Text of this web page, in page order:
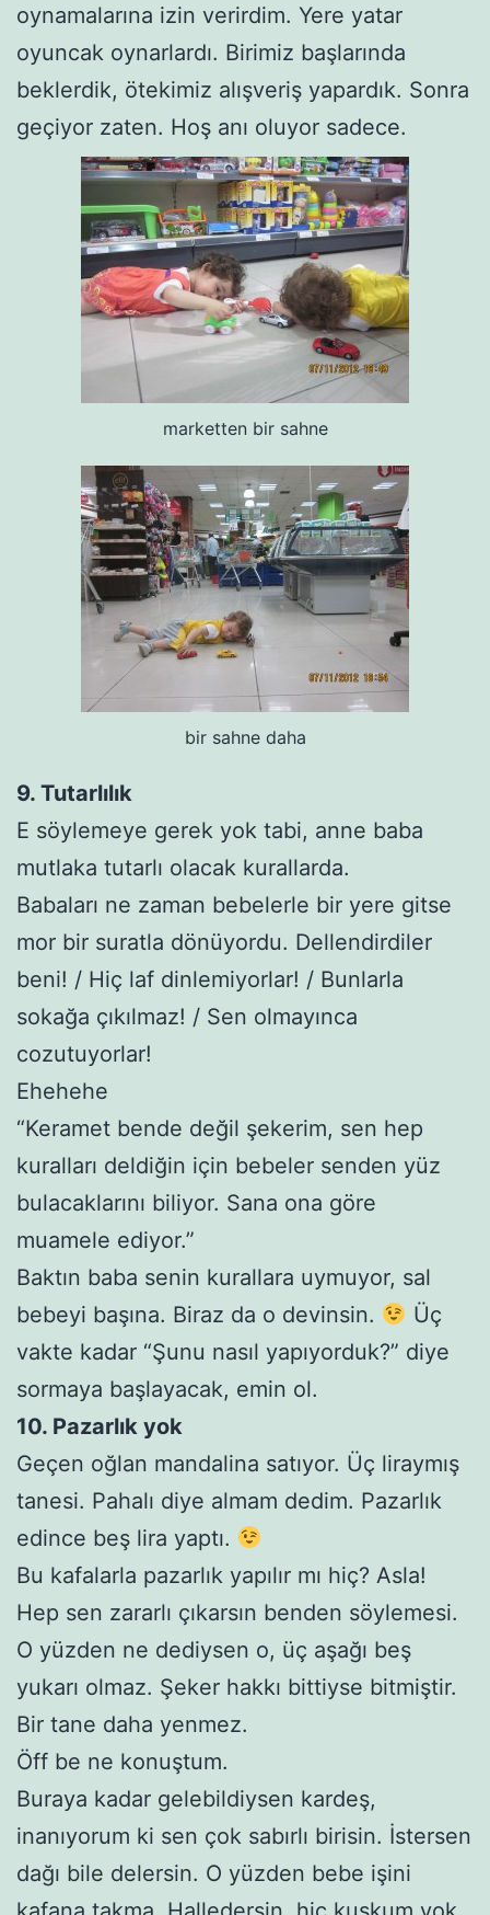
oynamalarına izin verirdim. Yere yatar
oyuncak oynarlardı. Birimiz başlarında
beklerdik, ötekimiz alışveriş yapardık. Sonra
geçiyor zaten. Hoş anı oluyor sadece.
marketten bir sahne
bir sahne daha
9. Tutarlılık
E söylemeye gerek yok tabi, anne baba
mutlaka tutarlı olacak kurallarda.
Babaları ne zaman bebelerle bir yere gitse
mor bir suratla dönüyordu. Dellendirdiler
beni! / Hiç laf dinlemiyorlar! / Bunlarla
sokağa çıkılmaz! / Sen olmayınca
cozutuyorlar!
Ehehehe
“Keramet bende değil şekerim, sen hep
kuralları deldiğin için bebeler senden yüz
bulacaklarını biliyor. Sana ona göre
muamele ediyor.”
Baktın baba senin kurallara uymuyor, sal
bebeyi başına. Biraz da o devinsin.
Üç
vakte kadar “Şunu nasıl yapıyorduk?” diye
sormaya başlayacak, emin ol.
10. Pazarlık yok
Geçen oğlan mandalina satıyor. Üç liraymış
tanesi. Pahalı diye almam dedim. Pazarlık
edince beş lira yaptı.
Bu kafalarla pazarlık yapılır mı hiç? Asla!
Hep sen zararlı çıkarsın benden söylemesi.
O yüzden ne dediysen o, üç aşağı beş
yukarı olmaz. Şeker hakkı bittiyse bitmiştir.
Bir tane daha yenmez.
Öff be ne konuştum.
Buraya kadar gelebildiysen kardeş,
inanıyorum ki sen çok sabırlı birisin. İstersen
dağı bile delersin. O yüzden bebe işini